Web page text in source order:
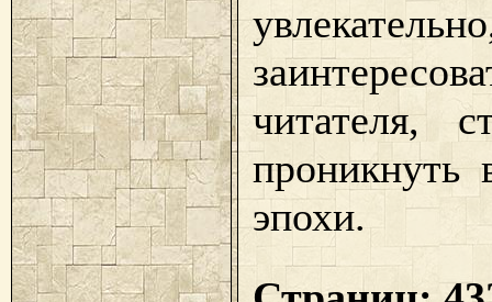
читателя,
проникнуть
эпохи.